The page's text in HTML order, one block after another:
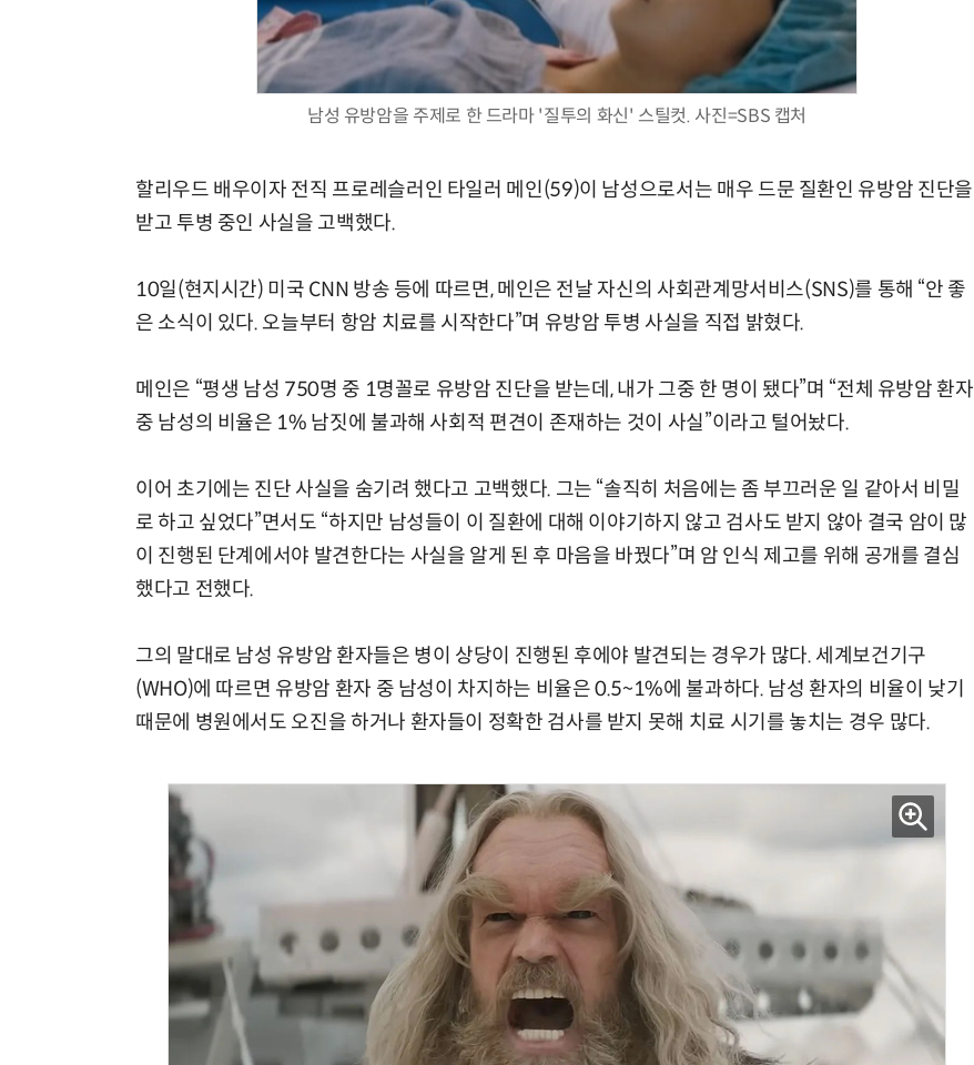
남성 유방암을 주제로 한 드라마 '질투의 화신' 스틸컷. 사진=SBS 캡처
할리우드 배우이자 전직 프로레슬러인 타일러 메인(59)이 남성으로서는 매우 드문 질환인 유방암 진단을
받고 투병 중인 사실을 고백했다.
10일(현지시간) 미국 CNN 방송 등에 따르면, 메인은 전날 자신의 사회관계망서비스(SNS)를 통해 “안 좋
은 소식이 있다. 오늘부터 항암 치료를 시작한다”며 유방암 투병 사실을 직접 밝혔다.
메인은 “평생 남성 750명 중 1명꼴로 유방암 진단을 받는데, 내가 그중 한 명이 됐다”며 “전체 유방암 환자
중 남성의 비율은 1% 남짓에 불과해 사회적 편견이 존재하는 것이 사실”이라고 털어놨다.
이어 초기에는 진단 사실을 숨기려 했다고 고백했다. 그는 “솔직히 처음에는 좀 부끄러운 일 같아서 비밀
로 하고 싶었다”면서도 “하지만 남성들이 이 질환에 대해 이야기하지 않고 검사도 받지 않아 결국 암이 많
이 진행된 단계에서야 발견한다는 사실을 알게 된 후 마음을 바꿨다”며 암 인식 제고를 위해 공개를 결심
했다고 전했다.
그의 말대로 남성 유방암 환자들은 병이 상당이 진행된 후에야 발견되는 경우가 많다. 세계보건기구
(WHO)에 따르면 유방암 환자 중 남성이 차지하는 비율은 0.5~1%에 불과하다. 남성 환자의 비율이 낮기
때문에 병원에서도 오진을 하거나 환자들이 정확한 검사를 받지 못해 치료 시기를 놓치는 경우 많다.